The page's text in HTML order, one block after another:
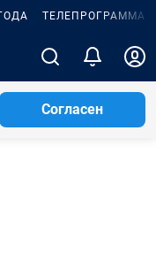
ТЕЛЕПРОГРАММА
Согласен